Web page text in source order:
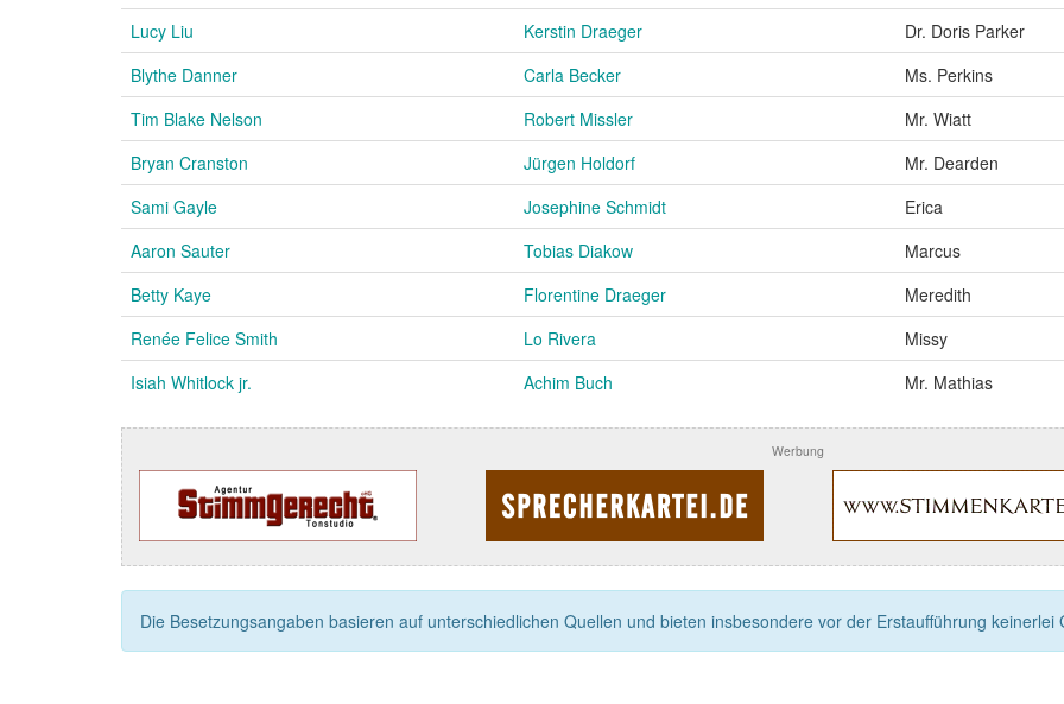
Lucy Liu
Kerstin Draeger
Dr. Doris Parker
Blythe Danner
Carla Becker
Ms. Perkins
Tim Blake Nelson
Robert Missler
Mr. Wiatt
Bryan Cranston
Jürgen Holdorf
Mr. Dearden
Sami Gayle
Josephine Schmidt
Erica
Aaron Sauter
Tobias Diakow
Marcus
Betty Kaye
Florentine Draeger
Meredith
Renée Felice Smith
Lo Rivera
Missy
Isiah Whitlock jr.
Achim Buch Mr. Mathias
Werbung
Die Besetzungsangaben basieren auf unterschiedlichen Quellen und bieten insbesondere vor der Erstaufführung